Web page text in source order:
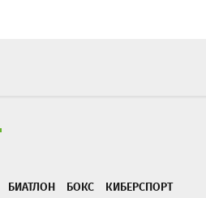
БИАТЛОН БОКС
КИБЕРСПОРТ